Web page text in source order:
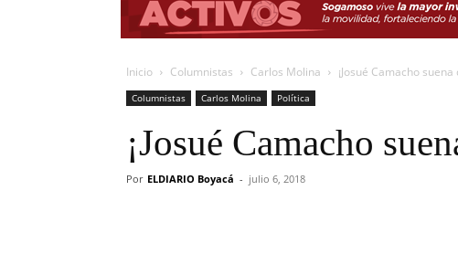
Inicio Columnistas Carlos Molina ¡Josué Camacho
Columnistas Carlos Molina Política
¡Josué Camacho
Por ELDIARIO Boyacá - julio 6, 2018